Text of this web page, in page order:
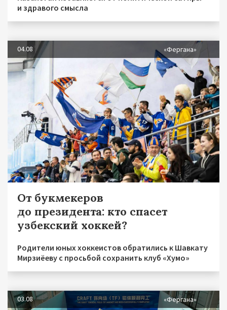
и здравого смысла
04.08 «Фергана»
От букмекеров
до президента: кто спасет
узбекский хоккей?
Родители юных хоккеистов обратились к Шавкату
Мирзиёеву с просьбой сохранить клуб «Хумо»
03.08 «Фергана»